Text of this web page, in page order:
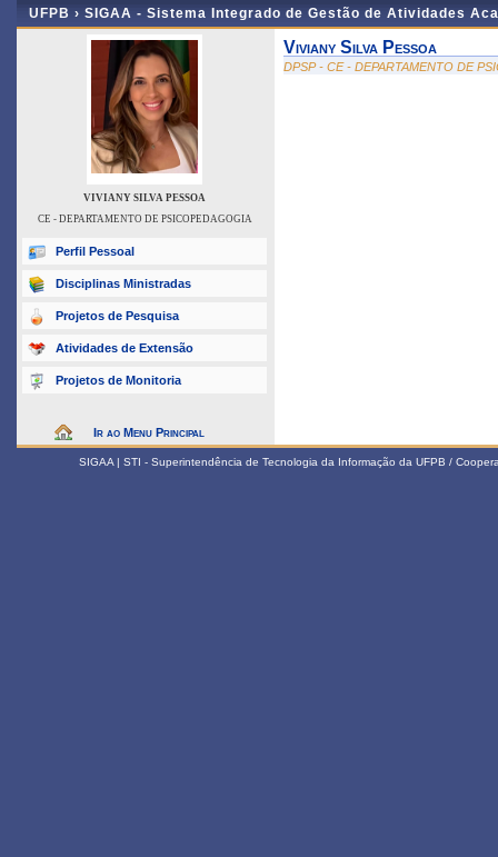
UFPB › SIGAA - Sistema Integrado de Gestão de Atividades
VIVIANY SILVA PESSOA
CE - DEPARTAMENTO DE PSICOPEDAGOGIA
Perfil Pessoal
Disciplinas Ministradas
Projetos de Pesquisa
Atividades de Extensão
Projetos de Monitoria
Ir ao Menu Principal
Viviany Silva Pessoa
DPSP - CE - DEPARTAMENTO DE
SIGAA | STI - Superintendência de Tecnologia da Informação da UFPB /